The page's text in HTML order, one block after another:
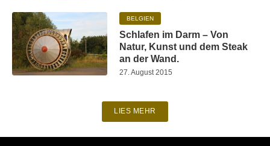
BELGIEN
Schlafen im Darm – Von
Natur, Kunst und dem Steak
an der Wand.
27. August 2015
LIES MEHR